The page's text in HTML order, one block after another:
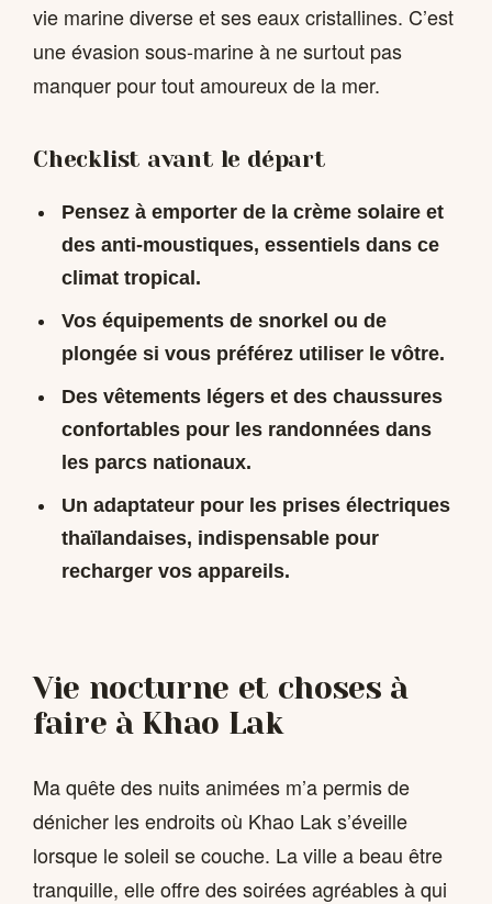
vie marine diverse et ses eaux cristallines. C’est
une évasion sous-marine à ne surtout pas
manquer pour tout amoureux de la mer.
Checklist avant le départ
Pensez à emporter de la crème solaire et
des anti-moustiques, essentiels dans ce
climat tropical.
Vos équipements de snorkel ou de
plongée si vous préférez utiliser le vôtre.
Des vêtements légers et des chaussures
confortables pour les randonnées dans
les parcs nationaux.
Un adaptateur pour les prises électriques
thaïlandaises, indispensable pour
recharger vos appareils.
Vie nocturne et choses à
faire à Khao Lak
Ma quête des nuits animées m’a permis de
dénicher les endroits où Khao Lak s’éveille
lorsque le soleil se couche. La ville a beau être
tranquille, elle offre des soirées agréables à qui